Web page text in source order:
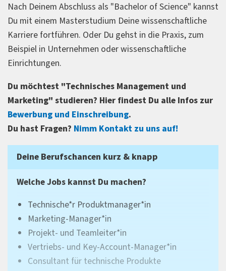
Nach Deinem Abschluss als "Bachelor of Science" kannst
Du mit einem Masterstudium Deine wissenschaftliche
Karriere fortführen. Oder Du gehst in die Praxis, zum
Beispiel in Unternehmen oder wissenschaftliche
Einrichtungen.
Du möchtest "Technisches Management und
Marketing" studieren? Hier findest Du alle Infos zur
Bewerbung und Einschreibung.
Du hast Fragen? Nimm Kontakt zu uns auf!
Deine Berufschancen kurz & knapp
Welche Jobs kannst Du machen?
Technische*r Produktmanager*in
Marketing-Manager*in
Projekt- und Teamleiter*in
Vertriebs- und Key-Account-Manager*in
Consultant für technische Produkte